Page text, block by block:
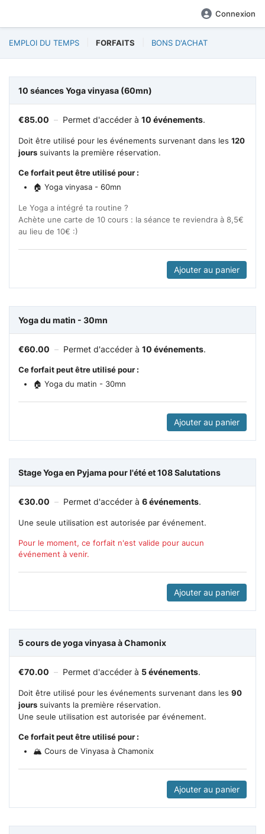
Connexion
EMPLOI DU TEMPS FORFAITS BONS D'ACHAT
10 séances Yoga vinyasa (60mn)
€85.00 – Permet d'accéder à 10 événements.
Doit être utilisé pour les événements survenant dans les 120
jours suivants la première réservation.
Ce forfait peut être utilisé pour :
🏠 Yoga vinyasa - 60mn
Le Yoga a intégré ta routine ?
Achète une carte de 10 cours : la séance te reviendra à 8,5€
au lieu de 10€ :)
Ajouter au panier
Yoga du matin - 30mn
€60.00 – Permet d'accéder à 10 événements.
Ce forfait peut être utilisé pour :
🏠 Yoga du matin - 30mn
Ajouter au panier
Stage Yoga en Pyjama pour l'été et 108 Salutations
€30.00 – Permet d'accéder à 6 événements.
Une seule utilisation est autorisée par événement.
Pour le moment, ce forfait n'est valide pour aucun
événement à venir.
Ajouter au panier
5 cours de yoga vinyasa à Chamonix
€70.00 – Permet d'accéder à 5 événements.
Doit être utilisé pour les événements survenant dans les 90
jours suivants la première réservation.
Une seule utilisation est autorisée par événement.
Ce forfait peut être utilisé pour :
🏔️ Cours de Vinyasa à Chamonix
Ajouter au panier